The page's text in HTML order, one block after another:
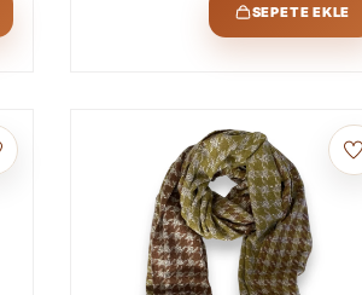
SEPETE EKLE